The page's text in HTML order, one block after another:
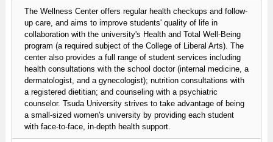
The Wellness Center offers regular health checkups and follow-
up care, and aims to improve students' quality of life in
collaboration with the university's Health and Total Well-Being
program (a required subject of the College of Liberal Arts). The
center also provides a full range of student services including
health consultations with the school doctor (internal medicine, a
dermatologist, and a gynecologist); nutrition consultations with
a registered dietitian; and counseling with a psychiatric
counselor. Tsuda University strives to take advantage of being
a small-sized women's university by providing each student
with face-to-face, in-depth health support.